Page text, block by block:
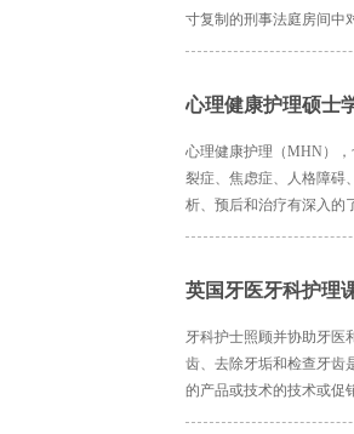
寸复制的刑事法庭房间中
心理健康护理硕士
心理健康护理（MHN）
裂症、焦虑症、人格障碍
析、预后和治疗有深入的
英国牙医牙科护理
牙科护士照顾并协助牙医
齿、去除牙垢和检查牙齿
的产品或技术的技术或促